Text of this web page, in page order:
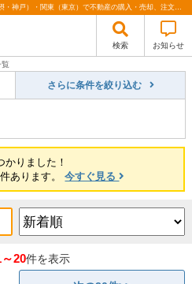
阪急神戸本線 中古マンション｜関西（大阪・北摂・神戸）・関東（東京）で不動産の購入・売却、注文住宅、リノベーションの事なら株式会社ハウスコミュニケーション
検索 お知らせ
さらに条件を絞り込む
かりました！
件あります。今すぐ見る
～20件を表示